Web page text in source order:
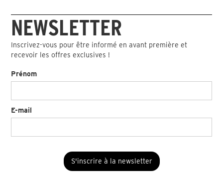
NEWSLETTER
Inscrivez-vous pour être informé en avant première et
recevoir les offres exclusives !
Prénom
E-mail